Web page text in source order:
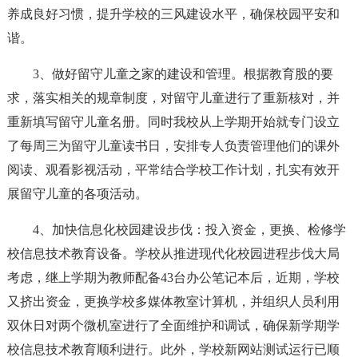
养成良好习惯，提升学校的三风建设水平，确保校园平安和
谐。
3、做好留守儿童之家的建设和管理。根据教育股的要
求，落实相关的规章制度，对留守儿童进行了重新核对，并
重新填写留守儿童名册。同时我校从上学期开始就专门设立
了每周三为留守儿童读书日，安排专人负责管理他们的课外
阅读、观看影视活动，平常结合学校工作计划，扎实有效开
展留守儿童的各项活动。
4、加快信息化校园建设步伐：投入资金，更换、检修学
校信息技术教育设备。学校从推进现代化校园进程步伐大局
考虑，继上学期为教师配备43台办公笔记本后，近期，学校
又挤出资金，更换学校多媒体教室计算机，并组织人员利用
双休日对两个微机室进行了全面维护和调试，确保新学期学
校信息技术教育顺利进行。此外，学校新网站测试运行已顺